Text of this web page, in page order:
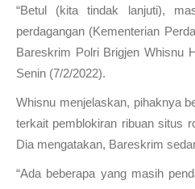
“Betul (kita tindak lanjuti),
perdagangan (Kementerian
Bareskrim Polri Brigjen Whisnu
Senin (7/2/2022).
Whisnu menjelaskan, pihaknya
terkait pemblokiran ribuan situs
Dia mengatakan, Bareskrim
“Ada beberapa yang masih